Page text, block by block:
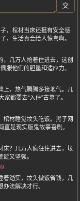
交
，棺材当床还挺有安全感
，生活真会给人惊喜啊。
几万人抢着住进去，这创
服他们的胆量和适应力。
上，热气腾腾多接地气。几
都要去“入住”古墓了。
棺材睡觉坟头吃饭。黑子网
是现实版鬼故事喜剧。
床？几万人疯狂住进去，坟
又坚强。
着踏实，坟头做饭省钱，几
法解决才行。